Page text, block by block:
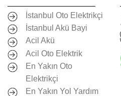
İstanbul Oto Elektrikçi
İstanbul Akü Bayi
Acil Akü
Acil Oto Elektrik
En Yakın Oto
Elektrikçi
En Yakın Yol Yardım